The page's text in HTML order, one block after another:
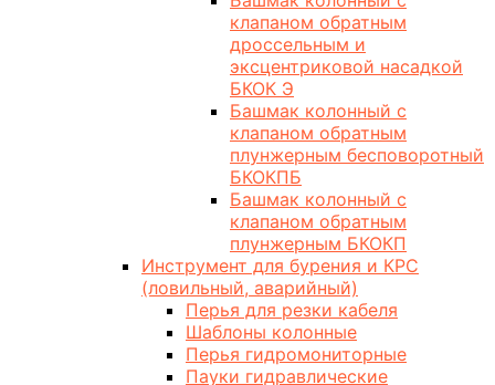
клапаном обратным
дроссельным и
эксцентриковой насадкой
БКОК Э
Башмак колонный с
клапаном обратным
плунжерным бесповоротный
БКОКПБ
Башмак колонный с
клапаном обратным
плунжерным БКОКП
Инструмент для бурения и КРС
(ловильный, аварийный)
Перья для резки кабеля
Шаблоны колонные
Перья гидромониторные
Пауки гидравлические